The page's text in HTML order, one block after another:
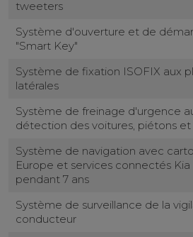
tweeters
Système d'ouverture et de
"Smart Key"
Système de fixation ISOFIX aux
latérales
Système de freinage d'urgence
détection des voitures, piétons et
Système de navigation avec
Europe et services connectés
pendant 7 ans
Système de surveillance de la
conducteur